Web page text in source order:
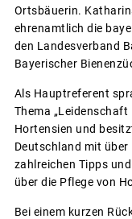
Ortsbäuerin.
ehrenamtlich die
den Landesverband
Bayerischer
Als Hauptreferent
Thema
Hortensien und
Deutschland mit
zahlreichen Tipps
über die Pflege von
Bei einem kurzen